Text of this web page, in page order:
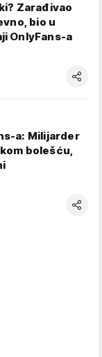
Zarađivao
bio u
OnlyFans-a
a: Milijarder
bolešću,